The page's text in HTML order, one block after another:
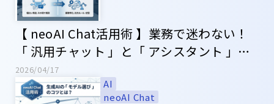
【 neoAI Chat活用術 】業務で迷わない！
「 汎用チャット 」と「 アシスタント 」の
使い分け
2026/04/17
AI
neoAI Chat